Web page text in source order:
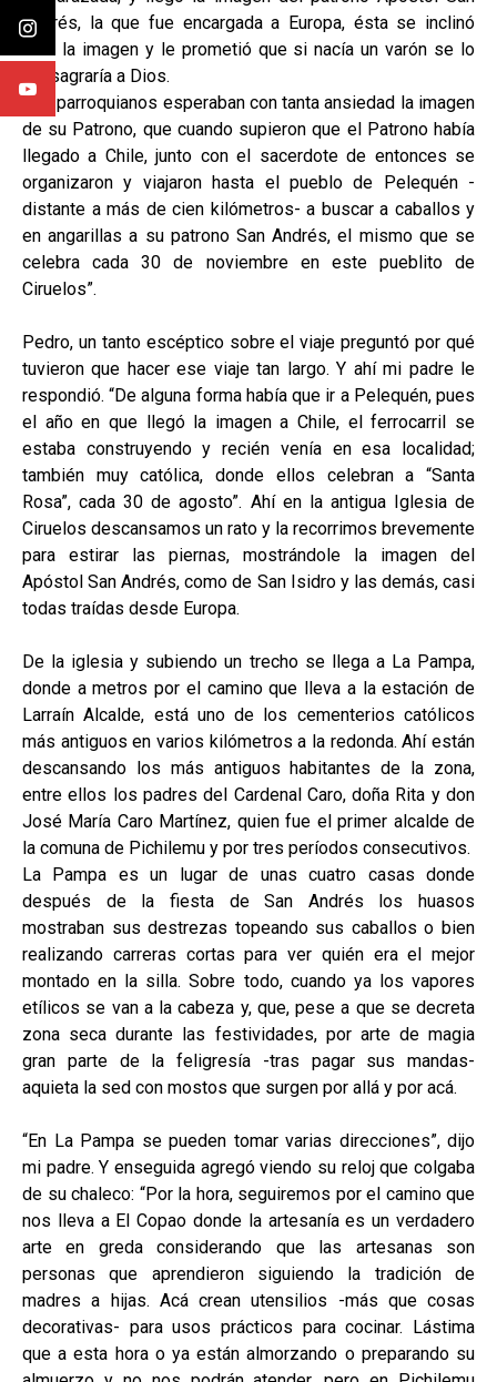
Andrés, la que fue encargada a Europa, ésta se inclinó
ante la imagen y le prometió que si nacía un varón se lo
consagraría a Dios.
Los parroquianos esperaban con tanta ansiedad la imagen
de su Patrono, que cuando supieron que el Patrono había
llegado a Chile, junto con el sacerdote de entonces se
organizaron y viajaron hasta el pueblo de Pelequén -
distante a más de cien kilómetros- a buscar a caballos y
en angarillas a su patrono San Andrés, el mismo que se
celebra cada 30 de noviembre en este pueblito de
Ciruelos”.
Pedro, un tanto escéptico sobre el viaje preguntó por qué
tuvieron que hacer ese viaje tan largo. Y ahí mi padre le
respondió. “De alguna forma había que ir a Pelequén, pues
el año en que llegó la imagen a Chile, el ferrocarril se
estaba construyendo y recién venía en esa localidad;
también muy católica, donde ellos celebran a “Santa
Rosa”, cada 30 de agosto”. Ahí en la antigua Iglesia de
Ciruelos descansamos un rato y la recorrimos brevemente
para estirar las piernas, mostrándole la imagen del
Apóstol San Andrés, como de San Isidro y las demás, casi
todas traídas desde Europa.
De la iglesia y subiendo un trecho se llega a La Pampa,
donde a metros por el camino que lleva a la estación de
Larraín Alcalde, está uno de los cementerios católicos
más antiguos en varios kilómetros a la redonda. Ahí están
descansando los más antiguos habitantes de la zona,
entre ellos los padres del Cardenal Caro, doña Rita y don
José María Caro Martínez, quien fue el primer alcalde de
la comuna de Pichilemu y por tres períodos consecutivos.
La Pampa es un lugar de unas cuatro casas donde
después de la fiesta de San Andrés los huasos
mostraban sus destrezas topeando sus caballos o bien
realizando carreras cortas para ver quién era el mejor
montado en la silla. Sobre todo, cuando ya los vapores
etílicos se van a la cabeza y, que, pese a que se decreta
zona seca durante las festividades, por arte de magia
gran parte de la feligresía -tras pagar sus mandas-
aquieta la sed con mostos que surgen por allá y por acá.
“En La Pampa se pueden tomar varias direcciones”, dijo
mi padre. Y enseguida agregó viendo su reloj que colgaba
de su chaleco: “Por la hora, seguiremos por el camino que
nos lleva a El Copao donde la artesanía es un verdadero
arte en greda considerando que las artesanas son
personas que aprendieron siguiendo la tradición de
madres a hijas. Acá crean utensilios -más que cosas
decorativas- para usos prácticos para cocinar. Lástima
que a esta hora o ya están almorzando o preparando su